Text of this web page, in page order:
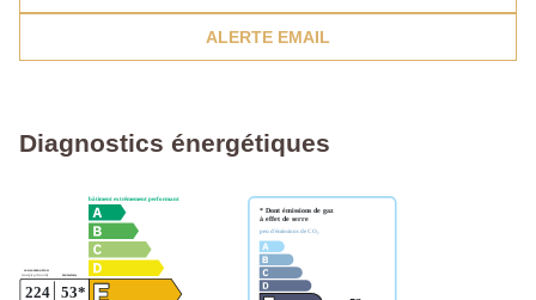
ALERTE EMAIL
Diagnostics énergétiques